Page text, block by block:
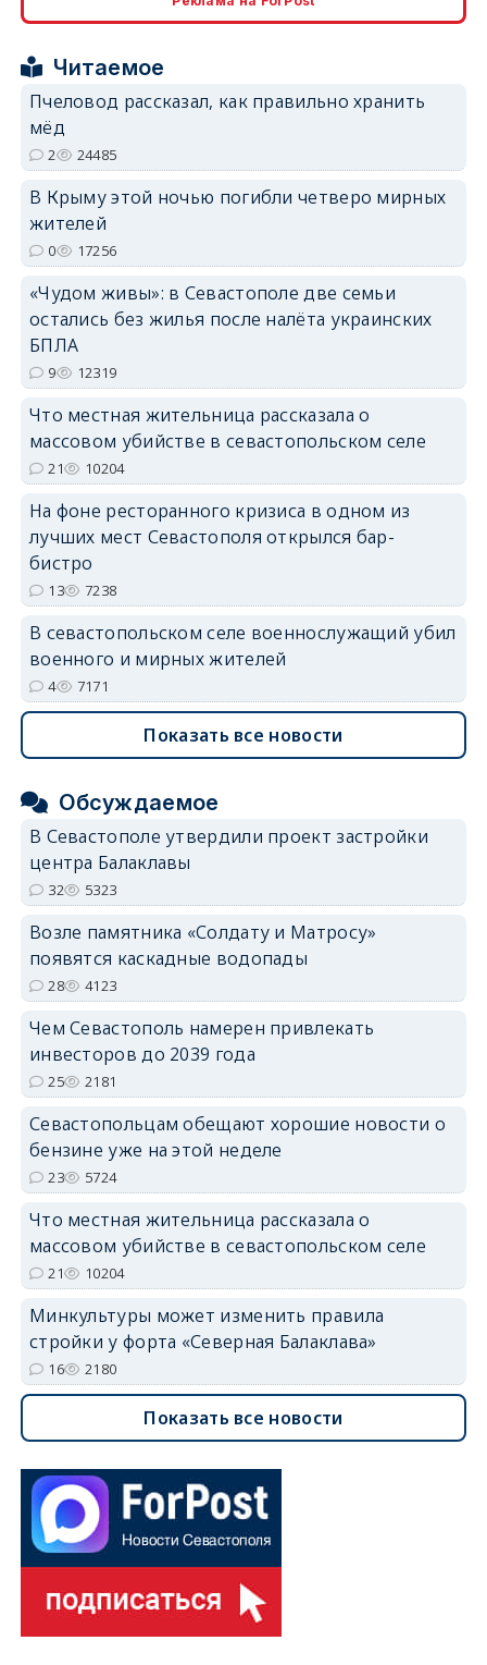
erid: 2SDnjdPjgYS
Читаемое
Пчеловод рассказал, как правильно хранить
мёд
2 24485
В Крыму этой ночью погибли четверо мирных
жителей
0 17256
«Чудом живы»: в Севастополе две семьи
остались без жилья после налёта украинских
БПЛА
9 12319
Что местная жительница рассказала о
массовом убийстве в севастопольском селе
21 10204
На фоне ресторанного кризиса в одном из
лучших мест Севастополя открылся бар-
бистро
13 7238
В севастопольском селе военнослужащий убил
военного и мирных жителей
4 7171
Показать все новости
Обсуждаемое
В Севастополе утвердили проект застройки
центра Балаклавы
32 5323
Возле памятника «Солдату и Матросу»
появятся каскадные водопады
28 4123
Чем Севастополь намерен привлекать
инвесторов до 2039 года
25 2181
Севастопольцам обещают хорошие новости о
бензине уже на этой неделе
23 5724
Что местная жительница рассказала о
массовом убийстве в севастопольском селе
21 10204
Минкультуры может изменить правила
стройки у форта «Северная Балаклава»
16 2180
Показать все новости